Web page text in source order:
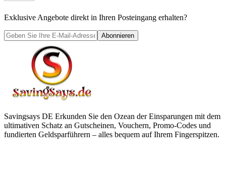
Exklusive Angebote direkt in Ihren Posteingang erhalten?
Abonnieren
Savingsays DE Erkunden Sie den Ozean der Einsparungen mit dem
ultimativen Schatz an Gutscheinen, Vouchern, Promo-Codes und
fundierten Geldsparführern – alles bequem auf Ihrem Fingerspitzen.